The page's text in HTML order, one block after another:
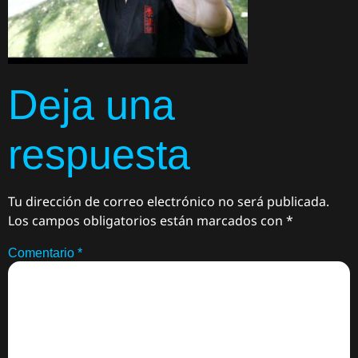
Deja una
respuesta
Tu dirección de correo electrónico no será publicada.
Los campos obligatorios están marcados con *
Comentario *